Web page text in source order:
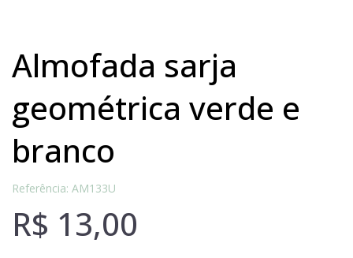
almofada sarja
geométrica verde e
branco
Referência: AM133U
R$ 13,00